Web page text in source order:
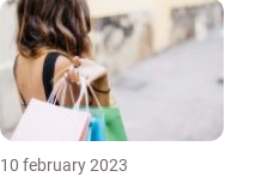
10 february 2023